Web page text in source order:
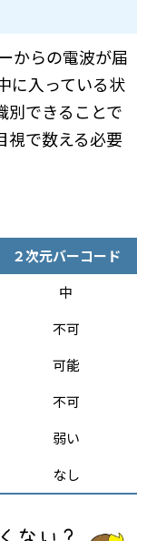
からの電波が届
に入っている状
別できることで
視で数える必要
２次元バーコード
中
不可
可能
不可
弱い
なし